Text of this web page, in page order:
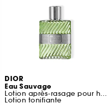
DIOR
Eau Sauvage
Lotion après-rasage pour homme
Lotion tonifiante